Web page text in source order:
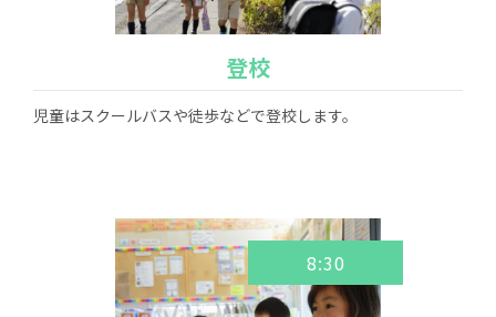
お問い合わせ 資料請求
登校
児童はスクールバスや徒歩などで登校します。
8:30